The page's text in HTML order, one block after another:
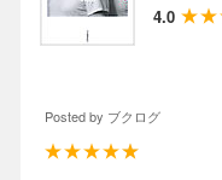
4.0
Posted by ブクログ